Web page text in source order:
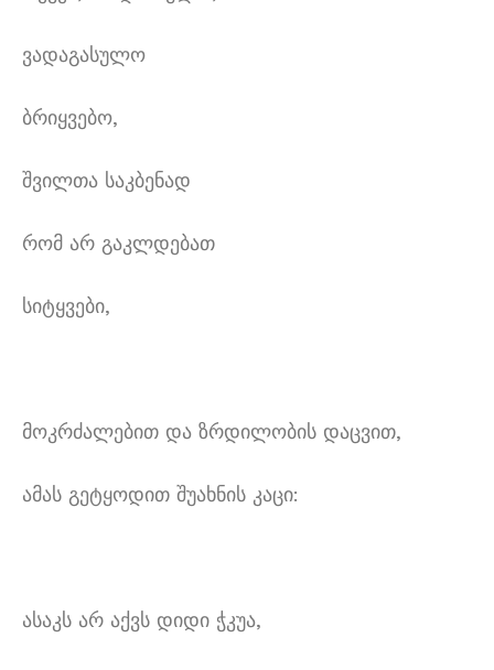
ვადაგასულო
ბრიყვებო,
შვილთა საკბენად
რომ არ გაკლდებათ
სიტყვები,
მოკრძალებით და ზრდილობის დაცვით,
ამას გეტყოდით შუახნის კაცი:
ასაკს არ აქვს დიდი ჭკუა,